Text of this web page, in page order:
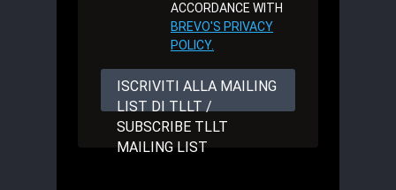
ACCORDANCE WITH
BREVO'S PRIVACY
POLICY.
ISCRIVITI ALLA MAILING
LIST DI TLLT /
SUBSCRIBE TLLT
MAILING LIST